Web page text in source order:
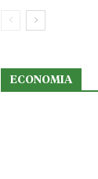
ECONOMIA